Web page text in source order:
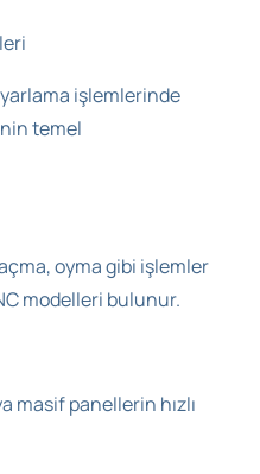
işlemlerinde
temel
oyma gibi işlemler
modelleri bulunur.
masif panellerin hızlı